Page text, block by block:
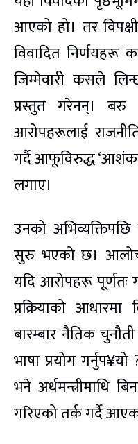
आएको हो। तर
विवादित
जिम्मेवारी कसले
प्रस्तुत गरेनन्।
आरोपहरूलाई
गर्दै आफूविरुद्ध
लगाए।
उनको
सुरु भएको छ।
यदि आरोपहरू
प्रक्रियाको
बारम्बार नैतिक
भाषा प्रयोग
भने अर्थमन्त्रीमाथि
गरिएको तर्क गर्दै